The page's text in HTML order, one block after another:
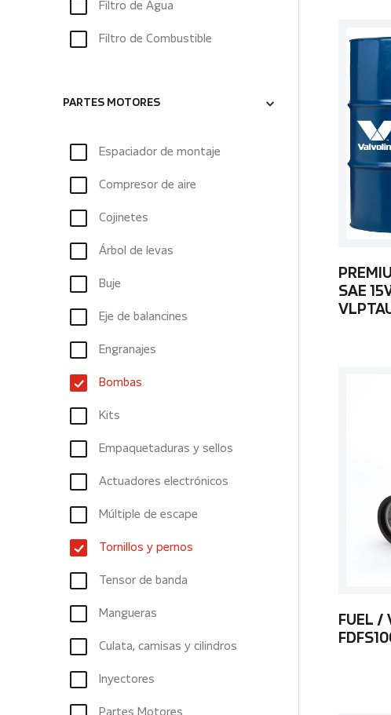
Filtro de Agua
Filtro de Combustible
PARTES MOTORES
Espaciador de montaje
Compresor de aire
Cojinetes
Árbol de levas
Buje
Eje de balancines
Engranajes
Bombas
Kits
Empaquetaduras y sellos
Actuadores electrónicos
Múltiple de escape
Tornillos y pernos
Tensor de banda
Mangueras
Culata, camisas y cilindros
Inyectores
Partes Motores
SAE
FUEL /